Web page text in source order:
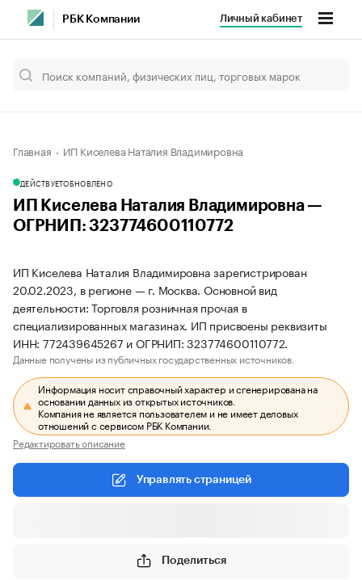
РБК Компании Личный кабинет
Главная ИП Киселева Наталия Владимировна
ДЕЙСТВУЕТОБНОВЛЕНО
ИП Киселева Наталия Владимировна —
ОГРНИП: 323774600110772
ИП Киселева Наталия Владимировна зарегистрирован
20.02.2023, в регионе — г. Москва. Основной вид
деятельности: Торговля розничная прочая в
специализированных магазинах. ИП присвоены реквизиты
ИНН: 772439645267 и ОГРНИП: 323774600110772.
Данные получены из публичных государственных источников.
Информация носит справочный характер и сгенерирована на
основании данных из открытых источников.
Компания не является пользователем и не имеет деловых
отношений с сервисом РБК Компании.
Редактировать описание
Управлять страницей
Поделиться